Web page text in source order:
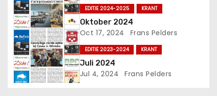
EDITIE 2024-2025 KRANT
Oktober 2024
Oct 17, 2024 Frans Pelders
EDITIE 2023-2024 KRANT
Juli 2024
Jul 4, 2024 Frans Pelders